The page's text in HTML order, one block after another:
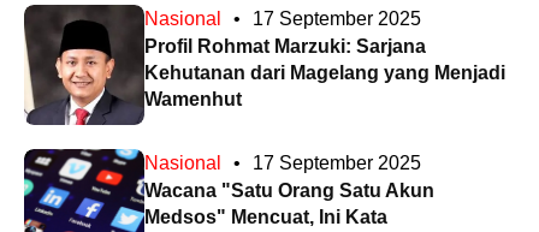
Nasional •
17 September 2025
Profil Rohmat Marzuki: Sarjana
Kehutanan dari Magelang yang Menjadi
Wamenhut
Nasional •
17 September 2025
Wacana "Satu Orang Satu Akun
Medsos" Mencuat, Ini Kata